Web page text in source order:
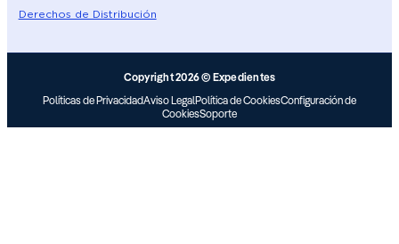
Derechos de Distribución
Copyright 2026 © Expedientes
Políticas de PrivacidadAviso LegalPolítica de CookiesConfiguración de
CookiesSoporte